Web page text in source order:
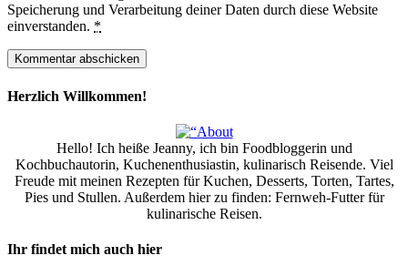
Speicherung und Verarbeitung deiner Daten durch diese Website
einverstanden. *
Herzlich Willkommen!
Hello! Ich heiße Jeanny, ich bin Foodbloggerin und
Kochbuchautorin, Kuchenenthusiastin, kulinarisch Reisende. Viel
Freude mit meinen Rezepten für Kuchen, Desserts, Torten, Tartes,
Pies und Stullen. Außerdem hier zu finden: Fernweh-Futter für
kulinarische Reisen.
Ihr findet mich auch hier